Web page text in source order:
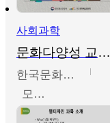
사회과학
문화다양성 교육의 이해
한국문화예술교육진흥원
모경환,성상환,정문성